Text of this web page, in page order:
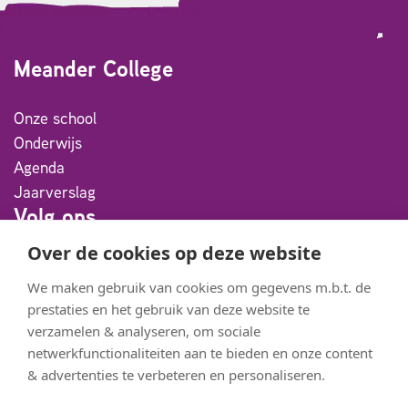
Over de cookies op deze website
We maken gebruik van cookies om gegevens m.b.t. de
prestaties en het gebruik van deze website te
verzamelen & analyseren, om sociale
netwerkfunctionaliteiten aan te bieden en onze content
& advertenties te verbeteren en personaliseren.
Meander College
Onze school
Onderwijs
Agenda
Jaarverslag
Volg ons
Instagram
Youtube
Flickr
Partners